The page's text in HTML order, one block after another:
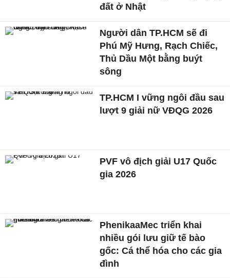
đất ở Nhật
Người dân TP.HCM sẽ đi
Phú Mỹ Hưng, Rạch Chiếc,
Thủ Dầu Một bằng buýt
sông
TP.HCM I vững ngôi đầu sau
lượt 9 giải nữ VĐQG 2026
PVF vô địch giải U17 Quốc
gia 2026
PhenikaaMec triển khai
nhiều gói lưu giữ tế bào
gốc: Cá thể hóa cho các gia
đình